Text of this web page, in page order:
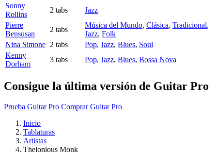
Sonny
Rollins
2 tabs
Jazz
Pierre
Bensusan
2 tabs
Música del Mundo, Clásica, Tradicional,
Jazz, Folk
Nina Simone 2 tabs Pop, Jazz, Blues, Soul
Kenny
Dorham
3 tabs Pop, Jazz, Blues, Bossa Nova
Consigue la última versión de Guitar Pro
Prueba Guitar Pro Comprar Guitar Pro
Inicio
Tablaturas
Artistas
Thelonious Monk